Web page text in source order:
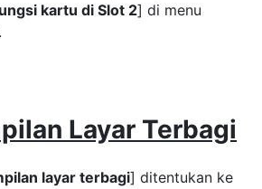
kartu di Slot 2] di menu
Layar Terbagi
layar terbagi] ditentukan ke